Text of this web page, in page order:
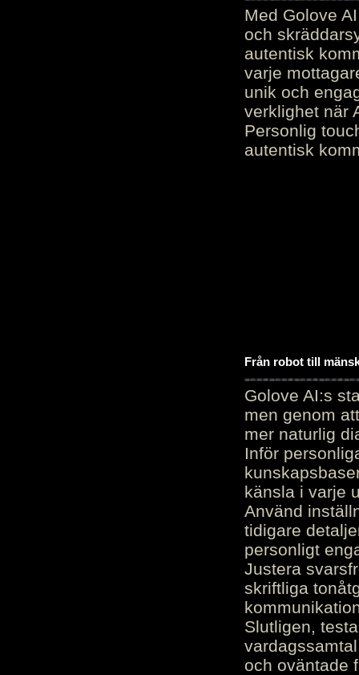
Med Golove
och
autentisk
varje
unik och
verklighet när
Personlig
autentisk
Från robot till
Golove AI:s
men genom
mer naturlig
Inför
känsla i varje
Använd
tidigare
personligt
Justera
skriftliga
Slutligen,
och oväntade